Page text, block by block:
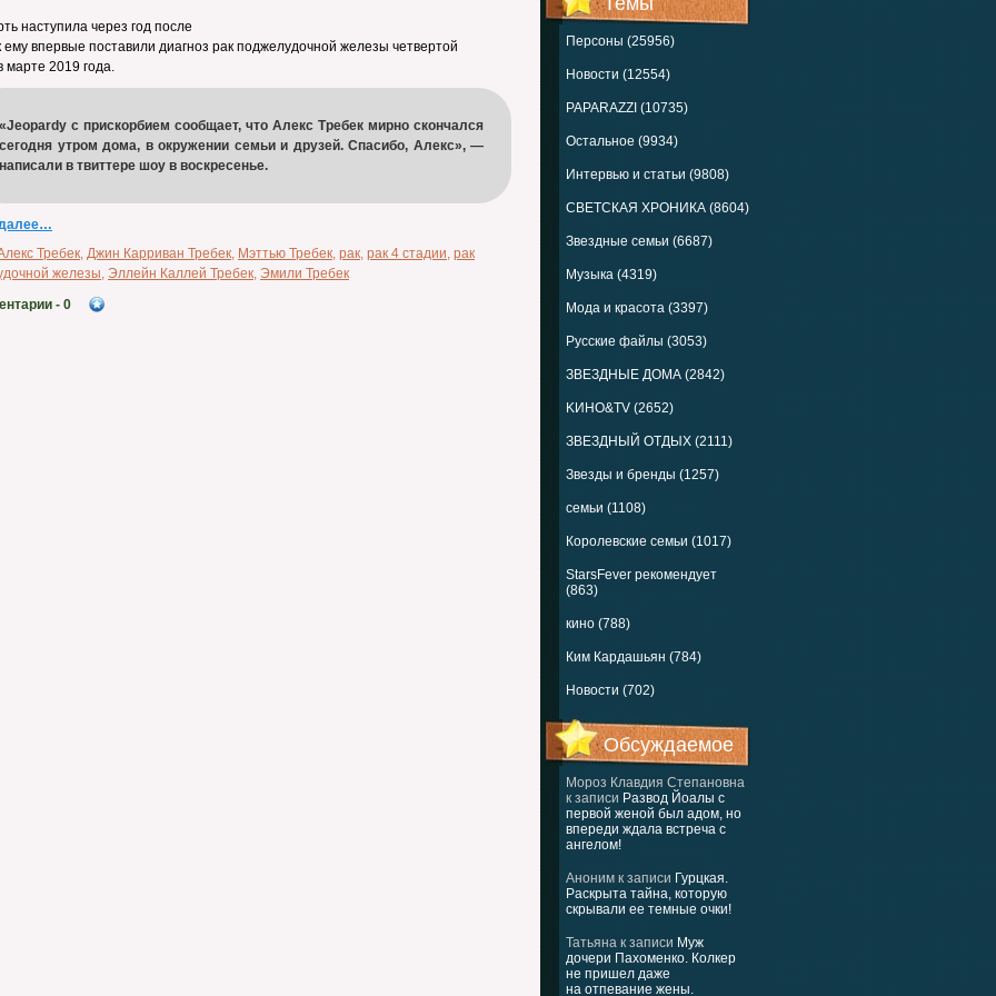
Персоны (25956)
Новости (12554)
PAPARAZZI (10735)
Остальное (9934)
Интервью и статьи (9808)
СВЕТСКАЯ ХРОНИКА (8604)
Звездные семьи (6687)
Музыка (4319)
Мода и красота (3397)
Русские файлы (3053)
ЗВЕЗДНЫЕ ДОМА (2842)
KИНО&TV (2652)
ЗВЕЗДНЫЙ ОТДЫХ (2111)
Звезды и бренды (1257)
семьи (1108)
Королевские семьи (1017)
StarsFever рекомендует
(863)
кино (788)
Ким Кардашьян (784)
Новости (702)
Обсуждаемое
Мороз Клавдия Степановна
к записи Развод Йоалы с
первой женой был адом, но
впереди ждала встреча с
ангелом!
Аноним к записи Гурцкая.
Раскрыта тайна, которую
скрывали ее темные очки!
Татьяна к записи Муж
дочери Пахоменко. Колкер
не пришел даже
на отпевание жены.
наступила через год после
ему впервые поставили диагноз рак поджелудочной железы четвертой
марте 2019 года.
«Jeopardy с прискорбием сообщает, что Алекс Требек мирно скончался
сегодня утром дома, в окружении семьи и друзей. Спасибо, Алекс», —
написали в твиттере шоу в воскресенье.
Требек, Джин Карриван Требек, Мэттью Требек, рак, рак 4 стадии, рак
железы, Эллейн Каллей Требек, Эмили Требек
- 0